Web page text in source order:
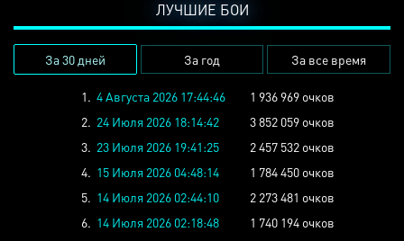
ЛУЧШИЕ БОИ
За 30 дней За год За все время
1. 4 Августа 2026 17:44:46
1 936 969 очков
2. 24 Июля 2026 18:14:42
3 852 059 очков
3. 23 Июля 2026 19:41:25
2 457 532 очков
4. 15 Июля 2026 04:48:14
1 784 450 очков
5. 14 Июля 2026 02:44:10
2 273 481 очков
6. 14 Июля 2026 02:18:48
1 740 194 очков